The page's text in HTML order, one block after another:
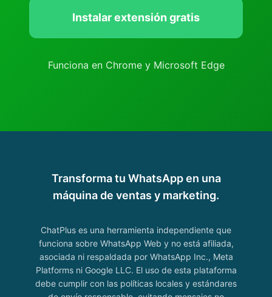
Instalar extensión gratis
Funciona en Chrome y Microsoft Edge
Transforma tu WhatsApp en una
máquina de ventas y marketing.
ChatPlus es una herramienta independiente que
funciona sobre WhatsApp Web y no está afiliada,
asociada ni respaldada por WhatsApp Inc., Meta
Platforms ni Google LLC. El uso de esta plataforma
debe cumplir con las políticas locales y estándares